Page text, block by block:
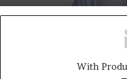
With